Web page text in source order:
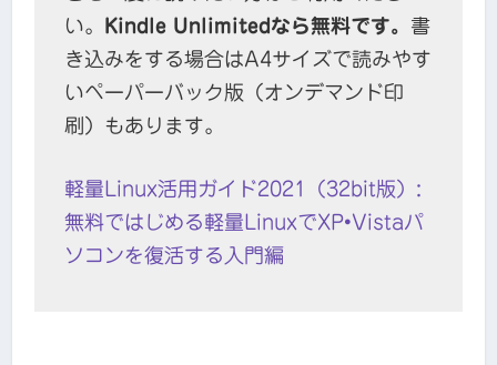
い。
Kindle Unlimitedなら無料です。 書
き込みをする場合はA4サイズで読みやす
いペーパーバック版（オンデマンド印
刷）もあります。
軽量Linux活用ガイド2021（32bit版）:
無料ではじめる軽量LinuxでXP•Vistaパ
ソコンを復活する入門編